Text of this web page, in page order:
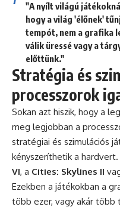
"A nyílt világú
hogy a világ 'élőnek'
tempót, nem a grafika
válik üressé vagy a
előttünk."
Stratégia és
processzorok
Sokan azt hiszik, hogy a
meg legjobban a
stratégiai és szimulációs
kényszeríthetik a hardvert.
VI, a Cities: Skylines II
Ezekben a játékokban a
több ezer, vagy akár több